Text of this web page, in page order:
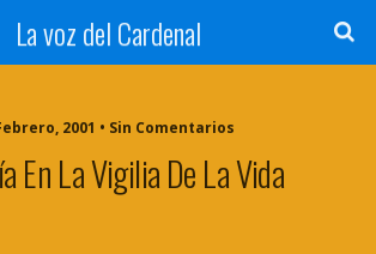
La voz del Cardenal
2001 • Sin Comentarios
En La Vigilia De La Vida